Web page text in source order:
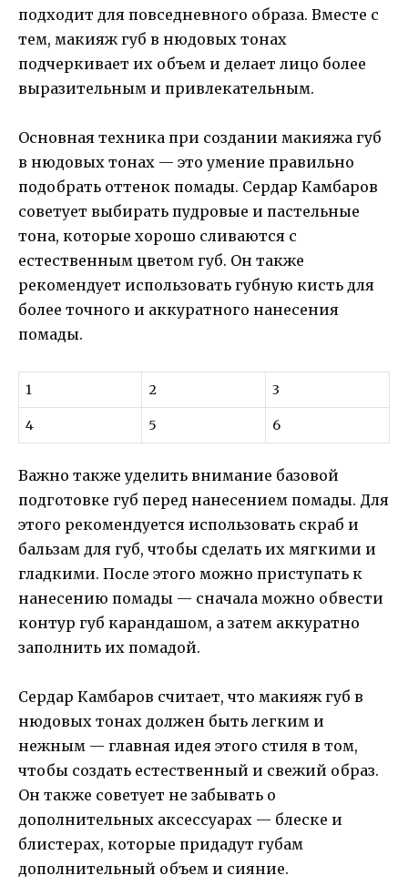
подходит для повседневного образа. Вместе с
тем, макияж губ в нюдовых тонах
подчеркивает их объем и делает лицо более
выразительным и привлекательным.
Основная техника при создании макияжа губ
в нюдовых тонах — это умение правильно
подобрать оттенок помады. Сердар Камбаров
советует выбирать пудровые и пастельные
тона, которые хорошо сливаются с
естественным цветом губ. Он также
рекомендует использовать губную кисть для
более точного и аккуратного нанесения
помады.
1 2 3
4 5 6
Важно также уделить внимание базовой
подготовке губ перед нанесением помады. Для
этого рекомендуется использовать скраб и
бальзам для губ, чтобы сделать их мягкими и
гладкими. После этого можно приступать к
нанесению помады — сначала можно обвести
контур губ карандашом, а затем аккуратно
заполнить их помадой.
Сердар Камбаров считает, что макияж губ в
нюдовых тонах должен быть легким и
нежным — главная идея этого стиля в том,
чтобы создать естественный и свежий образ.
Он также советует не забывать о
дополнительных аксессуарах — блеске и
блистерах, которые придадут губам
дополнительный объем и сияние.